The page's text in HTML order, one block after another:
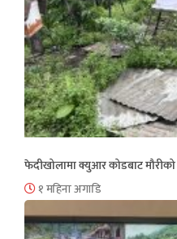
फेदीखोलामा क्युआर कोडबाट
१ महिना अगाडि